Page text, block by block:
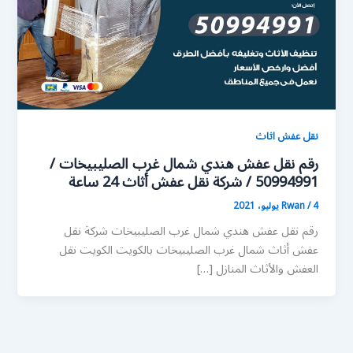
نقل عفش اثاث
رقم نقل عفش هندي شمال غرب الصليبيخات /
50994991 / شركة نقل عفش أثاث 24 ساعة
Rwan/4 يوليو، 2021
رقم نقل عفش هندي شمال غرب الصليبيخات شركة نقل
عفش أثاث شمال غرب الصليبيخات بالكويت الكويت نقل
العفش والأثاث المنازل […]